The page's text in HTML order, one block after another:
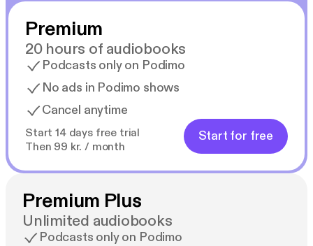
Audiolibro narrado en español neutro
Premium
20 hours of audiobooks
Podcasts only on Podimo
No ads in Podimo shows
Cancel anytime
Start 14 days free trial
Then 99 kr. / month
Start for free
Premium Plus
Unlimited audiobooks
Podcasts only on Podimo